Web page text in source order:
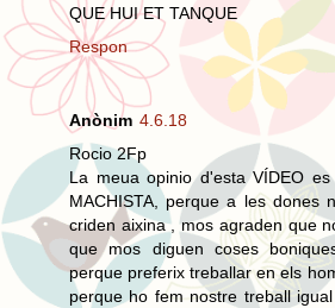
QUE HUI ET TANQUE
Respon
Anònim 4.6.18
Rocio 2Fp
La meua opinio d'esta VÍDEO
MACHISTA, perque a les dones
criden aixina , mos agraden que
que mos diguen coses
perque preferix treballar en els
perque ho fem nostre treball